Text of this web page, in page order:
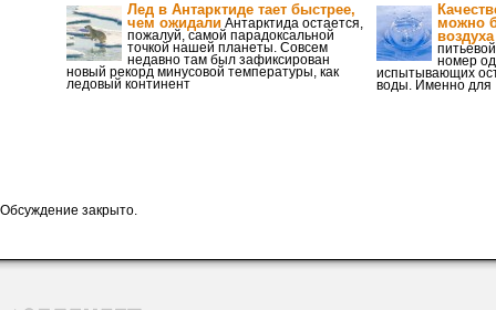
Лед в Антарктиде тает быстрее,
чем ожидали Антарктида остается,
пожалуй, самой парадоксальной
точкой нашей планеты. Совсем
недавно там был зафиксирован
новый рекорд минусовой температуры, как
ледовый континент
можно
воздуха
номер
испытывающих
воды. Именно для
Обсуждение закрыто.